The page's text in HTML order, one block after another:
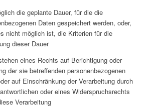
die geplante Dauer, für die die
Daten gespeichert werden, oder,
nicht möglich ist, die Kriterien für die
dieser Dauer
eines Rechts auf Berichtigung oder
der sie betreffenden personenbezogenen
auf Einschränkung der Verarbeitung durch
oder eines Widerspruchsrechts
Verarbeitung